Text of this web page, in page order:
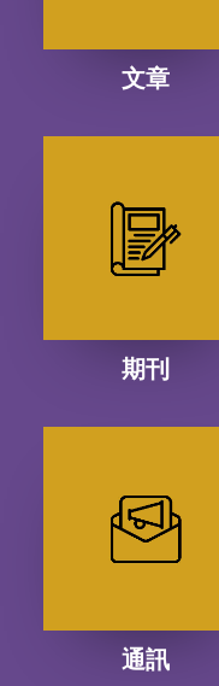
文章
期刊
通訊